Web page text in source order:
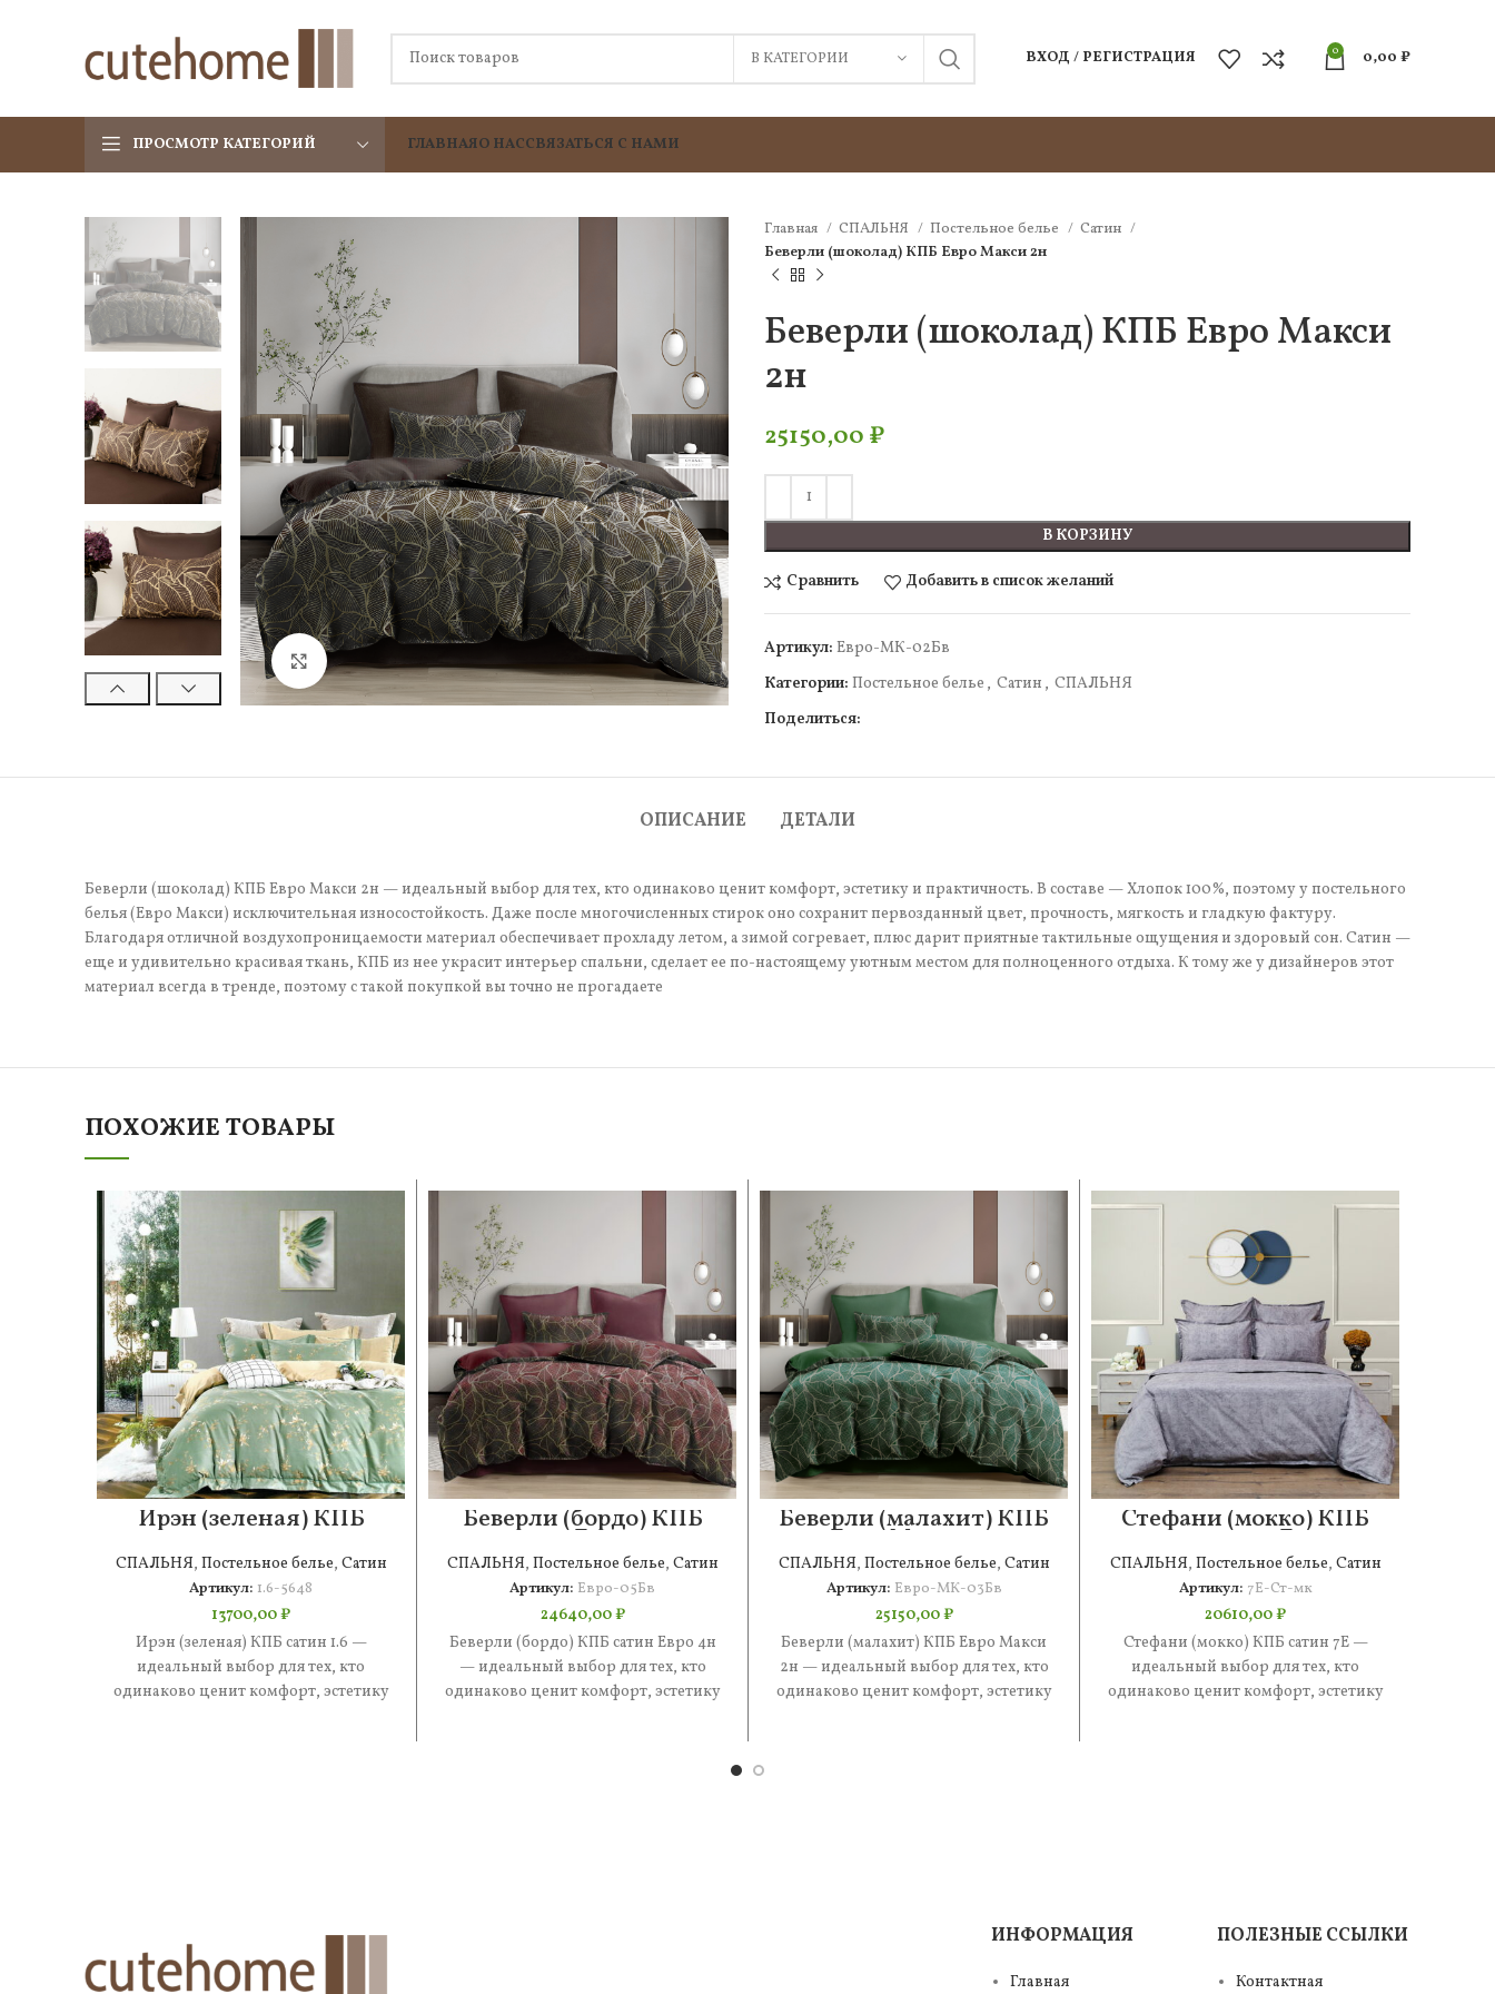
В КАТЕГОРИИ ВХОД / РЕГИСТРАЦИЯ 0 0,00 ₽
ПРОСМОТР КАТЕГОРИЙ ГЛАВНАЯО НАССВЯЗАТЬСЯ С НАМИ
Нажмите, чтобы увеличить
Главная СПАЛЬНЯ Постельное белье
Сатин
Беверли (шоколад) КПБ Евро Макси 2н
Беверли (шоколад) КПБ Евро Макси
2н
25150,00₽
В КОРЗИНУ
Сравнить Добавить в список желаний
Артикул: Евро-МК-02Бв
Категории: Постельное белье , Сатин , СПАЛЬНЯ
Поделиться:
ОПИСАНИЕ ДЕТАЛИ
Беверли (шоколад) КПБ Евро Макси 2н — идеальный выбор для тех, кто одинаково ценит комфорт, эстетику и практичность. В составе — Хлопок 100%, поэтому у постельного
белья (Евро Макси) исключительная износостойкость. Даже после многочисленных стирок оно сохранит первозданный цвет, прочность, мягкость и гладкую фактуру.
Благодаря отличной воздухопроницаемости материал обеспечивает прохладу летом, а зимой согревает, плюс дарит приятные тактильные ощущения и здоровый сон. Сатин —
еще и удивительно красивая ткань, КПБ из нее украсит интерьер спальни, сделает ее по-настоящему уютным местом для полноценного отдыха. К тому же у дизайнеров этот
материал всегда в тренде, поэтому с такой покупкой вы точно не прогадаете
ПОХОЖИЕ ТОВАРЫ
Ирэн (зеленая) КПБ
сатин 1.6
СПАЛЬНЯ, Постельное белье, Сатин
Артикул: 1.6-5648
13700,00₽
Ирэн (зеленая) КПБ сатин 1.6 —
идеальный выбор для тех, кто
одинаково ценит комфорт, эстетику
Беверли (бордо) КПБ
сатин Евро 4н
СПАЛЬНЯ, Постельное белье, Сатин
Артикул: Евро-05Бв
24640,00₽
Беверли (бордо) КПБ сатин Евро 4н
— идеальный выбор для тех, кто
одинаково ценит комфорт, эстетику
Беверли (малахит) КПБ
Евро Макси 2н
СПАЛЬНЯ, Постельное белье, Сатин
Артикул: Евро-МК-03Бв
25150,00₽
Беверли (малахит) КПБ Евро Макси
2н — идеальный выбор для тех, кто
одинаково ценит комфорт, эстетику
Стефани (мокко) КПБ
сатин 7Е
СПАЛЬНЯ, Постельное белье, Сатин
Артикул: 7Е-Ст-мк
20610,00₽
Стефани (мокко) КПБ сатин 7Е —
идеальный выбор для тех, кто
одинаково ценит комфорт, эстетику
ИНФОРМАЦИЯ
Главная
ПОЛЕЗНЫЕ ССЫЛКИ
Контактная